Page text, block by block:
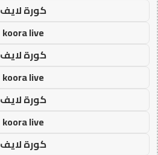
كورة لايف
koora live
كورة لايف
koora live
كورة لايف
koora live
كورة لايف